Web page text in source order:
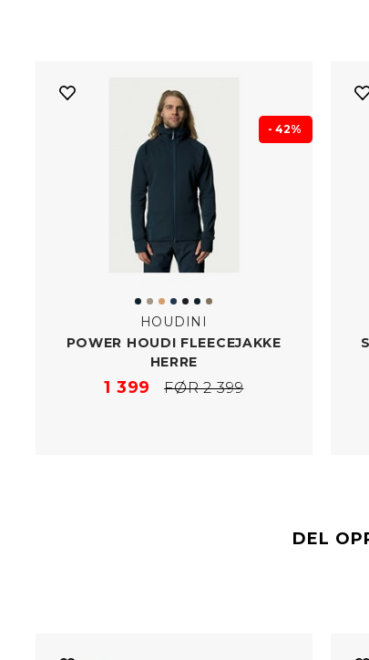
- 42%
HOUDINI
POWER HOUDI FLEECEJAKKE
HERRE
1 399 FØR 2 399
DEL